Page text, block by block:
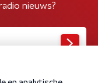
nieuws?